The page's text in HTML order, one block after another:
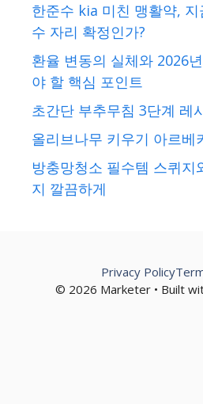
한준수 kia 미친 맹활약,
수 자리 확정인가?
환율 변동의 실체와 2026
야 할 핵심 포인트
초간단 부추무침 3단계 레
올리브나무 키우기 아르베
방충망청소 필수템 스퀴지
지 깔끔하게
© 2026 Marketer • Built
Privacy Policy